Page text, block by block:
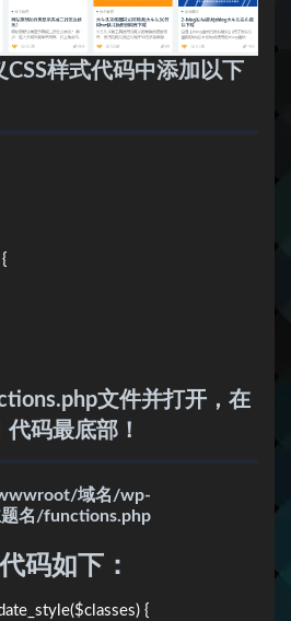
样式代码中添加以下
文件并打开，在
码最底部！
域名/wp-
名/functions.php
码如下：
{